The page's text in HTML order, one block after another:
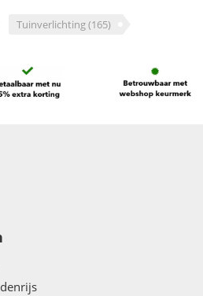
Tuinverlichting(165)